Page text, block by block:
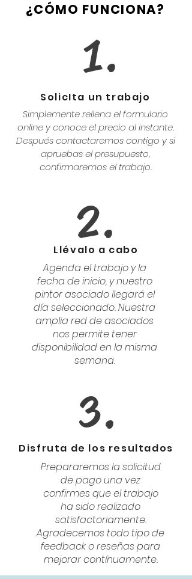
¿CÓMO FUNCIONA?
1.
SolicIta un trabajo
Simplemente rellena el formulario
online y conoce el precio al instante.
Después contactaremos contigo y si
apruebas el presupuesto,
confirmaremos el trabajo.
2.
Llévalo a cabo
Agenda el trabajo y la
fecha de inicio, y nuestro
pintor asociado llegará el
día seleccionado. Nuestra
amplia red de asociados
nos permite tener
disponibilidad en la misma
semana.
3.
Disfruta de los resultados
Prepararemos la solicitud
de pago una vez
confirmes que el trabajo
ha sido realizado
satisfactoriamente.
Agradecemos todo tipo de
feedback o reseñas para
mejorar contínuamente.